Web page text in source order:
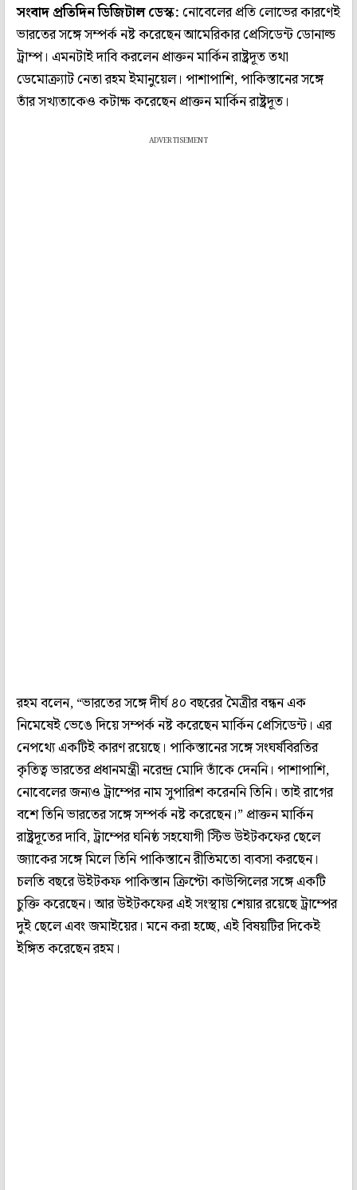
সংবাদ প্রতিদিন ডিজিটাল ডেস্ক:নোবেলের প্রতি লোভের কারণেই
ভারতের সঙ্গে সম্পর্ক নষ্ট করেছেন আমেরিকার প্রেসিডেন্ট ডোনাল্ড
ট্রাম্প। এমনটাই দাবি করলেন প্রাক্তন মার্কিন রাষ্ট্রদূত তথা
ডেমোক্র্যাট নেতা রহম ইমানুয়েল। পাশাপাশি, পাকিস্তানের সঙ্গে
তাঁর সখ্যতাকেও কটাক্ষ করেছেন প্রাক্তন মার্কিন রাষ্ট্রদূত।
ADVERTISEMENT
রহম বলেন, “ভারতের সঙ্গে দীর্ঘ ৪০ বছরের মৈত্রীর বন্ধন এক
নিমেষেই ভেঙে দিয়ে সম্পর্ক নষ্ট করেছেন মার্কিন প্রেসিডেন্ট। এর
নেপথ্যে একটিই কারণ রয়েছে। পাকিস্তানের সঙ্গে সংঘর্ষবিরতির
কৃতিত্ব ভারতের প্রধানমন্ত্রী নরেন্দ্র মোদি তাঁকে দেননি। পাশাপাশি,
নোবেলের জন্যও ট্রাম্পের নাম সুপারিশ করেননি তিনি। তাই রাগের
বশে তিনি ভারতের সঙ্গে সম্পর্ক নষ্ট করেছেন।” প্রাক্তন মার্কিন
রাষ্ট্রদূতের দাবি, ট্রাম্পের ঘনিষ্ঠ সহযোগী স্টিভ উইটকফের ছেলে
জ্যাকের সঙ্গে মিলে তিনি পাকিস্তানে রীতিমতো ব্যবসা করছেন।
চলতি বছরে উইটকফ পাকিস্তান ক্রিপ্টো কাউন্সিলের সঙ্গে একটি
চুক্তি করেছেন। আর উইটকফের এই সংস্থায় শেয়ার রয়েছে ট্রাম্পের
দুই ছেলে এবং জমাইয়ের। মনে করা হচ্ছে, এই বিষয়টির দিকেই
ইঙ্গিত করেছেন রহম।